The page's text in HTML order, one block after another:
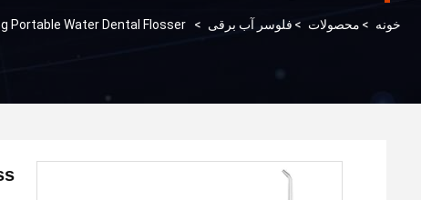
خونه > محصولات > فلوسر آب برقی >
Portable Water Dental Flosser